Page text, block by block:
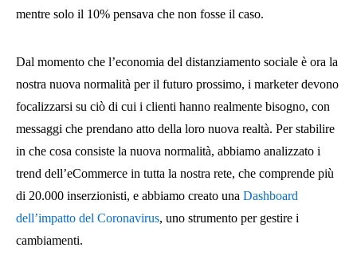
mentre solo il 10% pensava che non fosse il caso.
Dal momento che l’economia del distanziamento sociale è ora la
nostra nuova normalità per il futuro prossimo, i marketer devono
focalizzarsi su ciò di cui i clienti hanno realmente bisogno, con
messaggi che prendano atto della loro nuova realtà. Per stabilire
in che cosa consiste la nuova normalità, abbiamo analizzato i
trend dell’eCommerce in tutta la nostra rete, che comprende più
di 20.000 inserzionisti, e abbiamo creato una Dashboard
dell’impatto del Coronavirus, uno strumento per gestire i
cambiamenti.